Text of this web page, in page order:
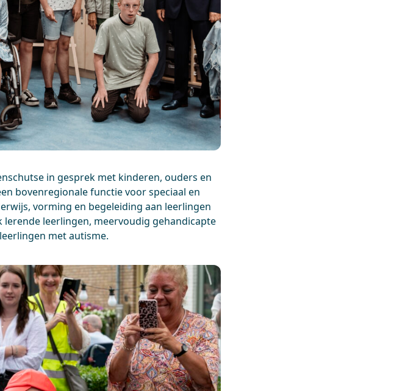
in gesprek met kinderen, ouders en
bovenregionale functie voor speciaal en
vorming en begeleiding aan leerlingen
leerlingen, meervoudig gehandicapte
met autisme.